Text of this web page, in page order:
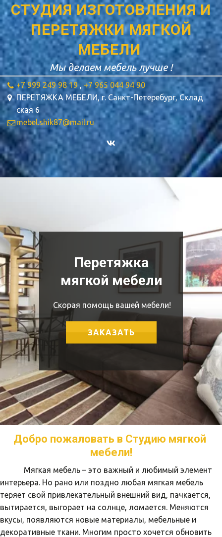
СТУДИЯ ИЗГОТОВЛЕНИЯ И
ПЕРЕТЯЖКИ МЯГКОЙ
МЕБЕЛИ­
Мы делаем мебель лучше !
+7 999 249 98 19 , +7 965 044 94 90
ПЕРЕТЯЖКА МЕБЕЛИ,г. Санкт-Петеребург,Склад
ская 6
mebel.shik87@mail.ru
Перетяжка
мягкой мебели
Скорая помощь вашей мебели!
ЗАКАЗАТЬ
Ремонт и
реставрация
мебели
Добро пожаловать в Студию мягкой
мебели!
интерьера. Но рано или поздно любая мягкая мебель
теряет свой привлекательный внешний вид, пачкается,
вытирается, выгорает на солнце, ломается. Меняются
вкусы, появляются новые материалы, мебельные и
декоративные ткани. Многим просто хочется обновить